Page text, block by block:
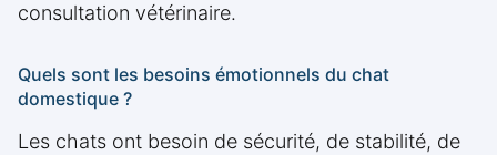
consultation vétérinaire.
Quels sont les besoins émotionnels du chat
domestique ?
Les chats ont besoin de sécurité, de stabilité, de